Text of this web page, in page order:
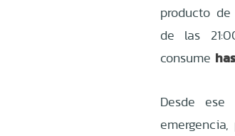
producto de
de las
consume
Desde
emergencia,